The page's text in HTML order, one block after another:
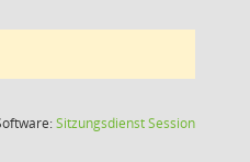
SitzungsdienstSession(Wird in